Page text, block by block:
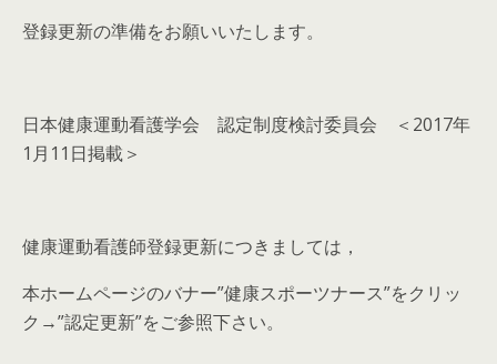
登録更新の準備をお願いいたします。
日本健康運動看護学会 認定制度検討委員会 ＜2017年
1月11日掲載＞
健康運動看護師登録更新につきましては，
本ホームページのバナー”健康スポーツナース”をクリッ
ク→”認定更新”をご参照下さい。